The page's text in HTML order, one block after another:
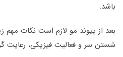
باشد.
بعد از پیوند مو لازم است نکات
شستن سر و فعالیت فیزیکی، رعایت